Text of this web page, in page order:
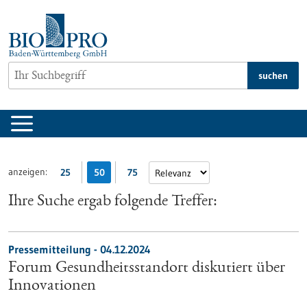
springen
suchen
anzeigen: 25 50 75
Ihre Suche ergab folgende Treffer:
Pressemitteilung - 04.12.2024
Forum Gesundheitsstandort diskutiert über
Innovationen